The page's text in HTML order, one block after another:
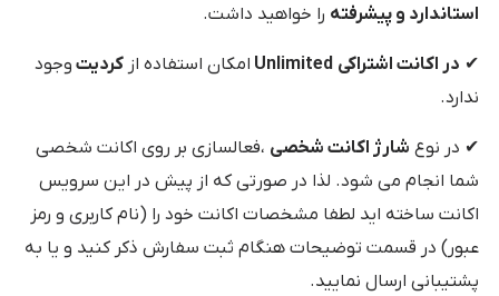
استاندارد و پیشرفته را خواهید داشت.
✔ در اکانت اشتراکی Unlimited امکان استفاده از کردیت وجود
ندارد.
✔ در نوع شارژ اکانت شخصی ،فعالسازی بر روی اکانت شخصی
شما انجام می شود. لذا در صورتی که از پیش در این سرویس
اکانت ساخته اید لطفا مشخصات اکانت خود را (نام کاربری و رمز
عبور) در قسمت توضیحات هنگام ثبت سفارش ذکر کنید و یا به
پشتیبانی ارسال نمایید.